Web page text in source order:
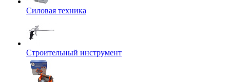
Силовая техника
Строительный инструмент